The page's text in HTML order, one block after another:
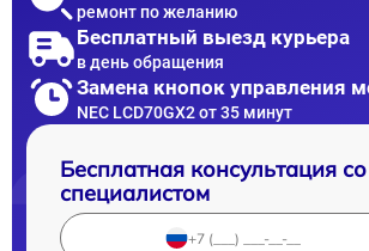
ремонт по желанию
Бесплатный выезд курьера
в день обращения
Замена кнопок управления
NEC LCD70GX2 от 35 минут
Бесплатная консультация со
специалистом